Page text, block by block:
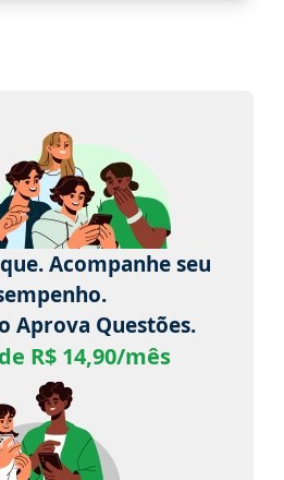
Acompanhe seu
Aprova Questões.
R$ 14,90/mês